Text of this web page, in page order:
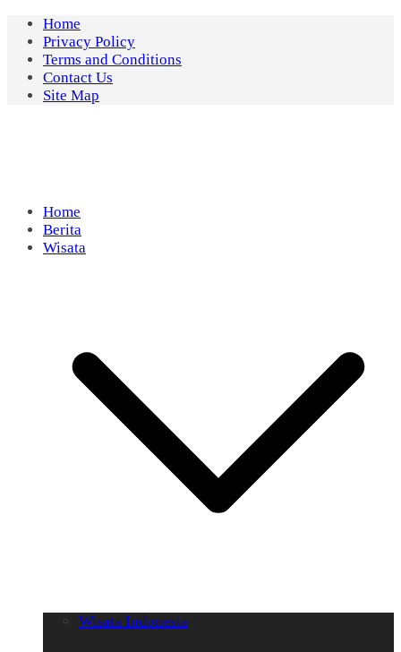
Skip
content
Home
Privacy Policy
Terms and Conditions
Contact Us
Site Map
Home
Berita
Wisata
Wisata Indonesia